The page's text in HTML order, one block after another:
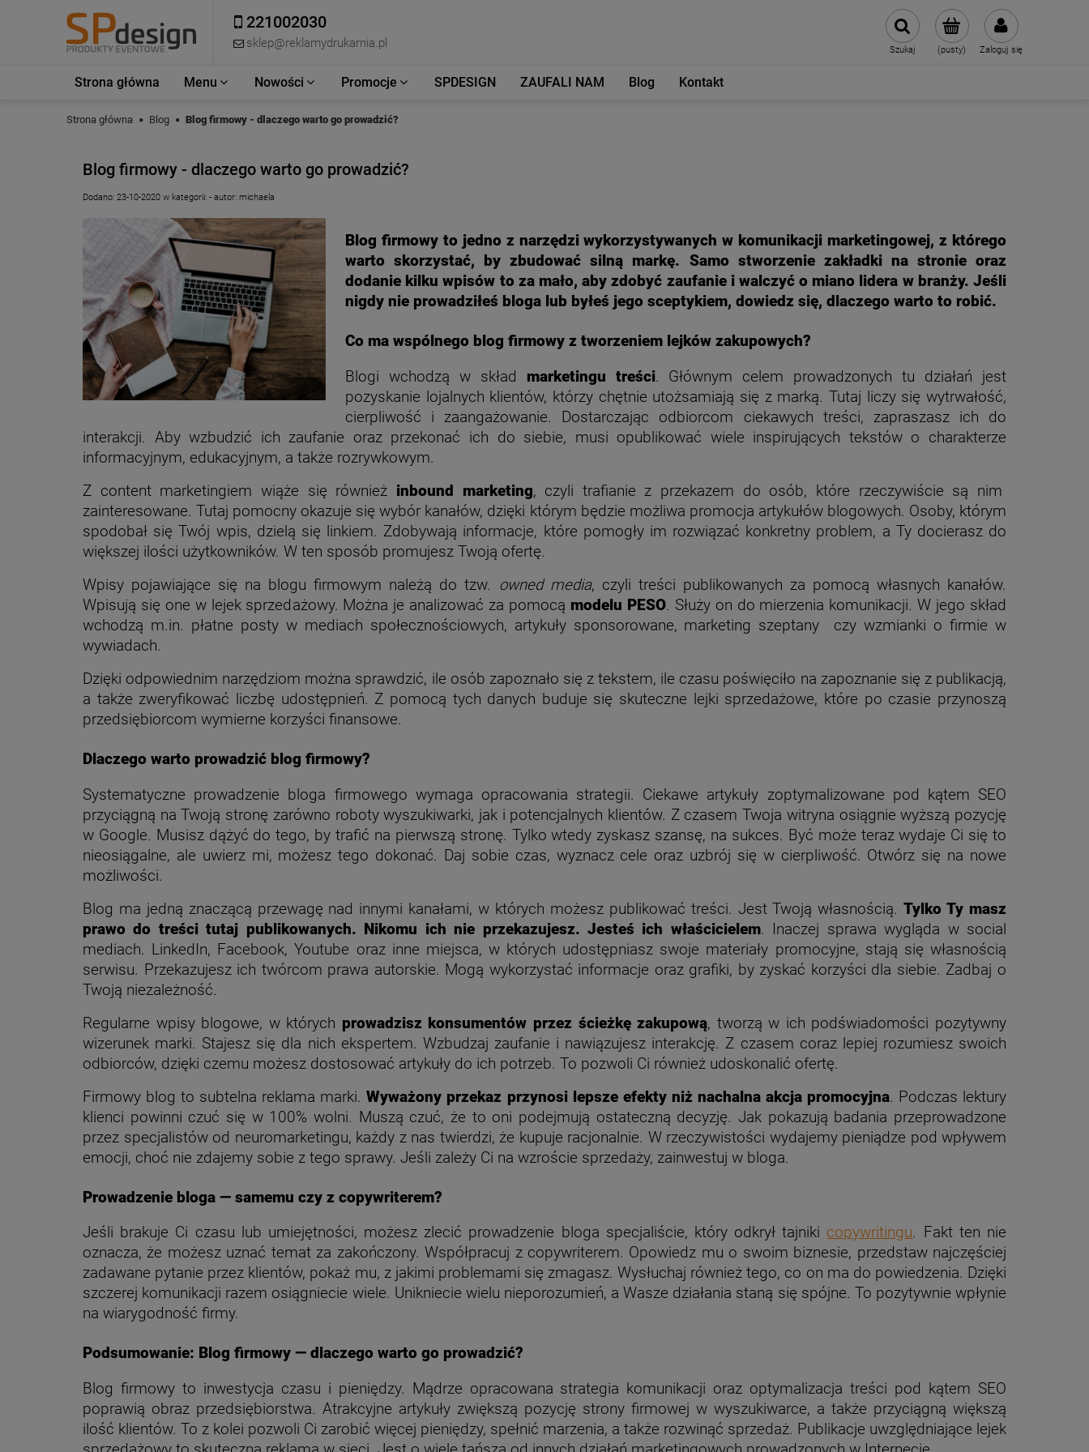
221002030
sklep@reklamydrukarnia.pl (pusty) Zaloguj się
Szukaj
Strona główna Menu Nowości Promocje SPDESIGN ZAUFALI NAM Blog Kontakt
Strona główna Blog Blog firmowy - dlaczego warto go prowadzić?
Blog firmowy - dlaczego warto go prowadzić?
Dodano: 23-10-2020 w kategorii: - autor: michaela
Blog firmowy to jedno z narzędzi wykorzystywanych w komunikacji marketingowej, z którego
warto skorzystać, by zbudować silną markę. Samo stworzenie zakładki na stronie oraz
dodanie kilku wpisów to za mało, aby zdobyć zaufanie i walczyć o miano lidera w branży. Jeśli
nigdy nie prowadziłeś bloga lub byłeś jego sceptykiem, dowiedz się, dlaczego warto to robić.
Co ma wspólnego blog firmowy z tworzeniem lejków zakupowych?
Blogi wchodzą w skład marketingu treści. Głównym celem prowadzonych tu działań jest
pozyskanie lojalnych klientów, którzy chętnie utożsamiają się z marką. Tutaj liczy się wytrwałość,
cierpliwość i zaangażowanie. Dostarczając odbiorcom ciekawych treści, zapraszasz ich do
interakcji. Aby wzbudzić ich zaufanie oraz przekonać ich do siebie, musi opublikować wiele inspirujących tekstów o charakterze
informacyjnym, edukacyjnym, a także rozrywkowym.
Z content marketingiem wiąże się również inbound marketing, czyli trafianie z przekazem do osób, które rzeczywiście są nim
zainteresowane. Tutaj pomocny okazuje się wybór kanałów, dzięki którym będzie możliwa promocja artykułów blogowych. Osoby, którym
spodobał się Twój wpis, dzielą się linkiem. Zdobywają informacje, które pomogły im rozwiązać konkretny problem, a Ty docierasz do
większej ilości użytkowników. W ten sposób promujesz Twoją ofertę.
Wpisy pojawiające się na blogu firmowym należą do tzw.
owned media, czyli treści publikowanych za pomocą własnych kanałów.
Wpisują się one w lejek sprzedażowy. Można je analizować za pomocą modelu PESO. Służy on do mierzenia komunikacji. W jego skład
wchodzą m.in. płatne posty w mediach społecznościowych, artykuły sponsorowane, marketing szeptany czy wzmianki o firmie w
wywiadach.
Dzięki odpowiednim narzędziom można sprawdzić, ile osób zapoznało się z tekstem, ile czasu poświęciło na zapoznanie się z publikacją,
a także zweryfikować liczbę udostępnień. Z pomocą tych danych buduje się skuteczne lejki sprzedażowe, które po czasie przynoszą
przedsiębiorcom wymierne korzyści finansowe.
Dlaczego warto prowadzić blog firmowy?
Systematyczne prowadzenie bloga firmowego wymaga opracowania strategii. Ciekawe artykuły zoptymalizowane pod kątem SEO
przyciągną na Twoją stronę zarówno roboty wyszukiwarki, jak i potencjalnych klientów. Z czasem Twoja witryna osiągnie wyższą pozycję
w Google. Musisz dążyć do tego, by trafić na pierwszą stronę. Tylko wtedy zyskasz szansę, na sukces. Być może teraz wydaje Ci się to
nieosiągalne, ale uwierz mi, możesz tego dokonać. Daj sobie czas, wyznacz cele oraz uzbrój się w cierpliwość. Otwórz się na nowe
możliwości.
Blog ma jedną znaczącą przewagę nad innymi kanałami, w których możesz publikować treści. Jest Twoją własnością.Tylko Ty masz
prawo do treści tutaj publikowanych. Nikomu ich nie przekazujesz. Jesteś ich właścicielem. Inaczej sprawa wygląda w social
mediach. LinkedIn, Facebook, Youtube oraz inne miejsca, w których udostępniasz swoje materiały promocyjne, stają się własnością
serwisu. Przekazujesz ich twórcom prawa autorskie. Mogą wykorzystać informacje oraz grafiki, by zyskać korzyści dla siebie. Zadbaj o
Twoją niezależność.
Regularne wpisy blogowe, w których prowadzisz konsumentów przez ścieżkę zakupową, tworzą w ich podświadomości pozytywny
wizerunek marki. Stajesz się dla nich ekspertem. Wzbudzaj zaufanie i nawiązujesz interakcję. Z czasem coraz lepiej rozumiesz swoich
odbiorców, dzięki czemu możesz dostosować artykuły do ich potrzeb. To pozwoli Ci również udoskonalić ofertę.
Firmowy blog to subtelna reklama marki.Wyważony przekaz przynosi lepsze efekty niż nachalna akcja promocyjna. Podczas lektury
klienci powinni czuć się w 100% wolni. Muszą czuć, że to oni podejmują ostateczną decyzję. Jak pokazują badania przeprowadzone
przez specjalistów od neuromarketingu, każdy z nas twierdzi, że kupuje racjonalnie. W rzeczywistości wydajemy pieniądze pod wpływem
emocji, choć nie zdajemy sobie z tego sprawy. Jeśli zależy Ci na wzroście sprzedaży, zainwestuj w bloga.
Prowadzenie bloga — samemu czy z copywriterem?
Jeśli brakuje Ci czasu lub umiejętności, możesz zlecić prowadzenie bloga specjaliście, który odkrył tajniki copywritingu. Fakt ten nie
oznacza, że możesz uznać temat za zakończony. Współpracuj z copywriterem. Opowiedz mu o swoim biznesie, przedstaw najczęściej
zadawane pytanie przez klientów, pokaż mu, z jakimi problemami się zmagasz. Wysłuchaj również tego, co on ma do powiedzenia. Dzięki
szczerej komunikacji razem osiągniecie wiele. Unikniecie wielu nieporozumień, a Wasze działania staną się spójne. To pozytywnie wpłynie
na wiarygodność firmy.
Podsumowanie: Blog firmowy — dlaczego warto go prowadzić?
Blog firmowy to inwestycja czasu i pieniędzy. Mądrze opracowana strategia komunikacji oraz optymalizacja treści pod kątem SEO
poprawią obraz przedsiębiorstwa. Atrakcyjne artykuły zwiększą pozycję strony firmowej w wyszukiwarce, a także przyciągną większą
ilość klientów. To z kolei pozwoli Ci zarobić więcej pieniędzy, spełnić marzenia, a także rozwinąć sprzedaż. Publikacje uwzględniające lejek